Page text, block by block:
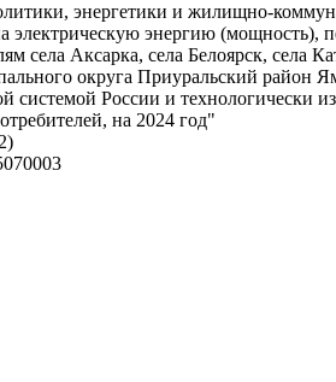
энергетики и жилищно-
электрическую энергию
села Аксарка, села Белоярск, села
округа Приуральский район
системой России и
на 2024 год"